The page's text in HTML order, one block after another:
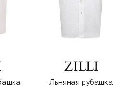
Льняная рубашка